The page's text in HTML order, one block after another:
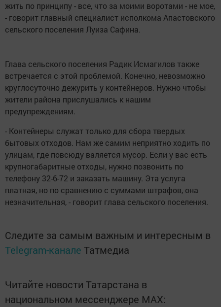
жить по принципу - все, что за моими воротами - не мое,
- говорит главный специалист исполкома Апастовского
сельского поселения Луиза Сафина.
Глава сельского поселения Радик Исмагилов также
встречается с этой проблемой. Конечно, невозможно
круглосуточно дежурить у контейнеров. Нужно чтобы
жители района прислушались к нашим
предупреждениям.
- Контейнеры служат только для сбора твердых
бытовых отходов. Нам же самим неприятно ходить по
улицам, где повсюду валяется мусор. Если у вас есть
крупногабаритные отходы, нужно позвонить по
телефону 32-6-72 и заказать машину. Эта услуга
платная, но по сравнению с суммами штрафов, она
незначительная, - говорит глава сельского поселения.
Следите за самым важным и интересным в
Telegram-канале Татмедиа
Читайте новости Татарстана в
национальном мессенджере MАХ: